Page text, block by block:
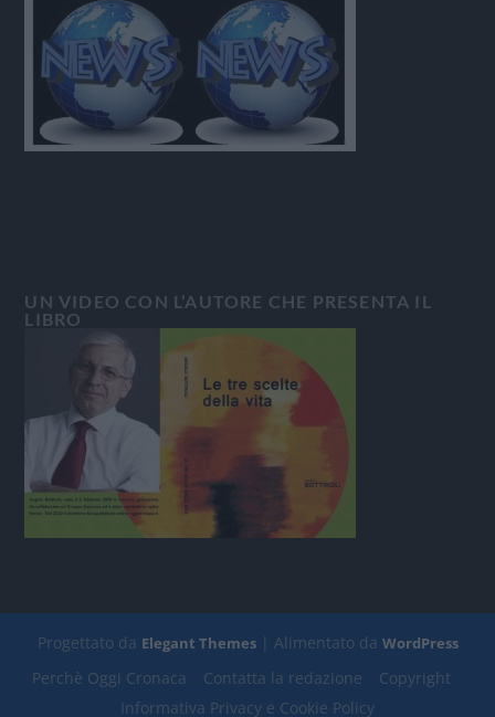
UN VIDEO CON L’AUTORE CHE PRESENTA IL
LIBRO
Progettato da Elegant Themes| Alimentato da WordPress
Perchè Oggi Cronaca Contatta la redazione
Copyright
Informativa Privacy e Cookie Policy